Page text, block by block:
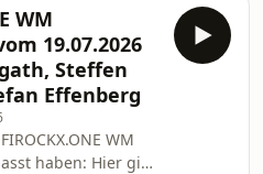
WM
19.07.2026
Steffen
Effenberg
WM
haben: Hier gibt